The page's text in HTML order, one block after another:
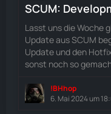
SCUM:
Lasst uns die Woche
Update aus SCUM
Update und den
sonst noch so
!BHhop
6. Mai 2024 um